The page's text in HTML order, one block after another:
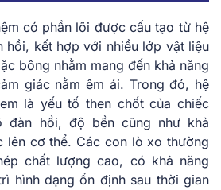
có phần lõi được cấu tạo từ hệ
hồi, kết hợp với nhiều lớp vật liệu
bông nhằm mang đến khả năng
giác nằm êm ái. Trong đó, hệ
là yếu tố then chốt của chiếc
đàn hồi, độ bền cũng như khả
lên cơ thể. Các con lò xo thường
chất lượng cao, có khả năng
hình dạng ổn định sau thời gian